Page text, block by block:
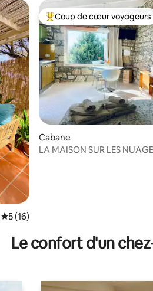
Évaluation moyenne sur la base de 16
5 (16)
Coups de cœur voyageurs
Coup de cœur voyageurs
Cabane
LA MAISON SUR LES
Le confort d'un